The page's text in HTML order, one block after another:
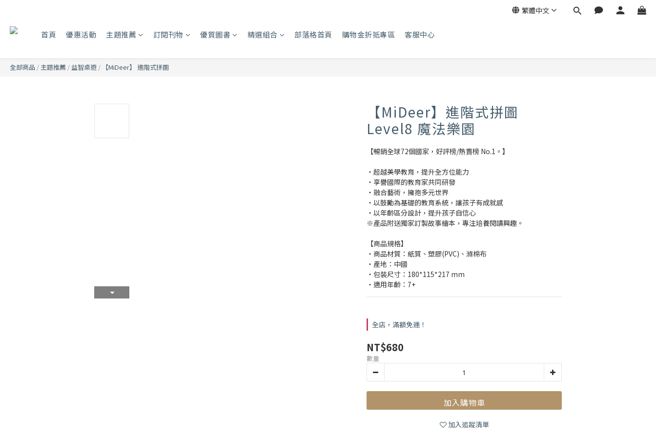
繁體中文
首頁 優惠活動 主題推薦 訂閱刊物 優質圖書 精選組合 部落格首頁 購物金折抵專區 客服中心
全部商品 /主題推薦 /益智桌遊 / 【MiDeer】 進階式拼圖
【MiDeer】進階式拼圖
Level8 魔法樂園
【暢銷全球72個國家，好評榜/熱賣榜 No.1。】
・超越美學教育，提升全方位能力
・享譽國際的教育家共同研發
・融合藝術，擁抱多元世界
・以鼓勵為基礎的教育系統，讓孩子有成就感
・以年齡區分設計，提升孩子自信心
※產品附送獨家訂製故事繪本，專注培養閱讀興趣。
【商品規格】
・商品材質：紙質、塑膠(PVC)、滌棉布
・產地：中國
・包裝尺寸：180*115*217 mm
・適用年齡：7+
全店，滿額免運！
NT$680
數量
加入購物車
加入追蹤清單